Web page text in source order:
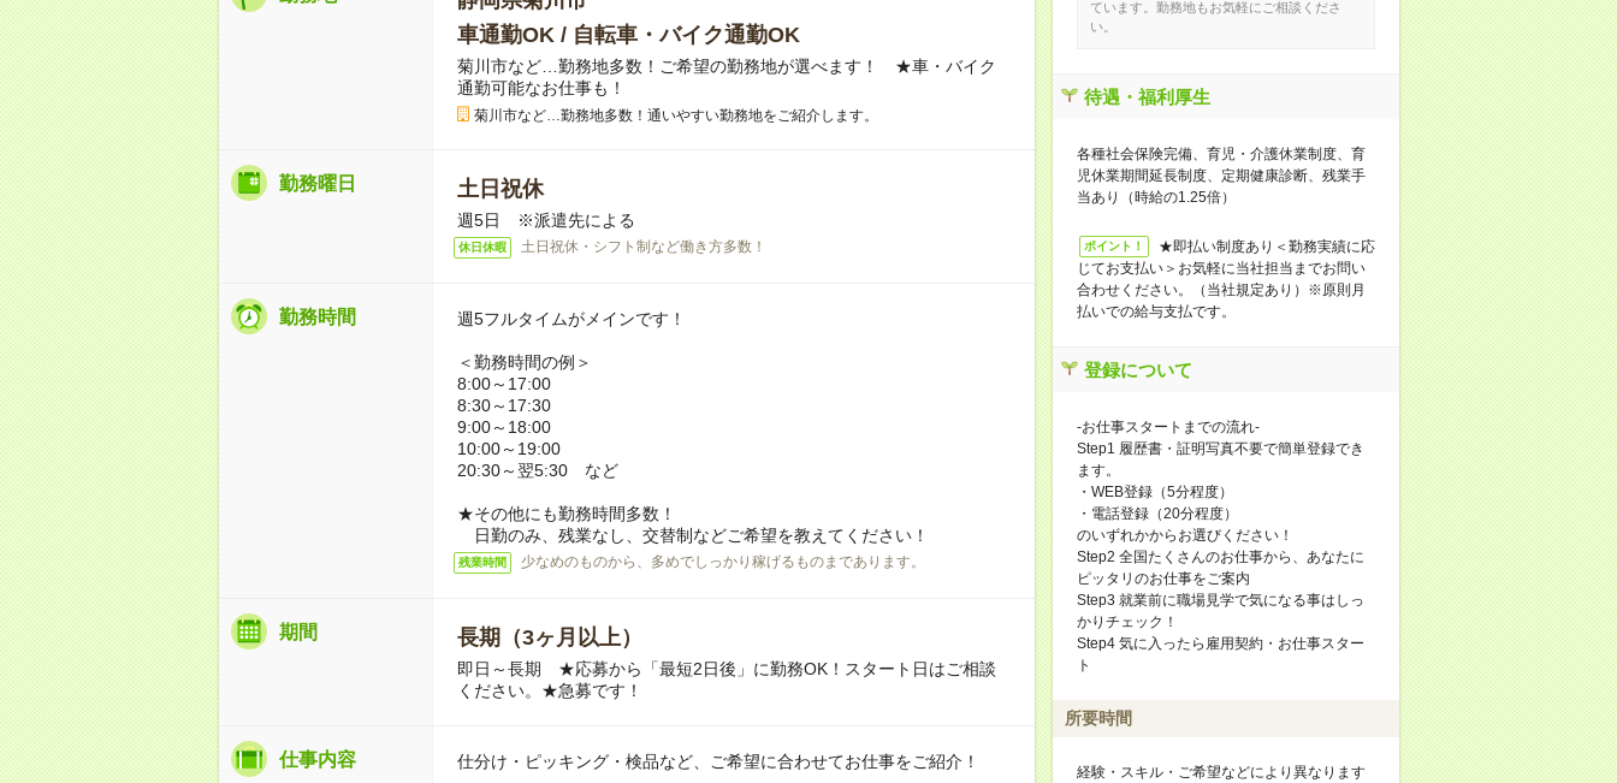
車通勤OK / 自転車・バイク通勤OK
菊川市など…勤務地多数！ご希望の勤務地が選べます！ ★車・バイク
通勤可能なお仕事も！
菊川市など…勤務地多数！通いやすい勤務地をご紹介します。
勤務曜日 土日祝休
週5日 ※派遣先による
休日休暇 土日祝休・シフト制など働き方多数！
勤務時間 週5フルタイムがメインです！
＜勤務時間の例＞
8:00～17:00
8:30～17:30
9:00～18:00
10:00～19:00
20:30～翌5:30 など
★その他にも勤務時間多数！
日勤のみ、残業なし、交替制などご希望を教えてください！
残業時間 少なめのものから、多めでしっかり稼げるものまであります。
期間 長期（3ヶ月以上）
即日～長期 ★応募から「最短2日後」に勤務OK！スタート日はご相談
ください。★急募です！
仕事内容 仕分け・ピッキング・検品など、ご希望に合わせてお仕事をご紹介！
ています。勤務地もお気軽にご相談くださ
い。
待遇・福利厚生
各種社会保険完備、育児・介護休業制度、育
児休業期間延長制度、定期健康診断、残業手
当あり（時給の1.25倍）
ポイント！
★即払い制度あり＜勤務実績に応
じてお支払い＞お気軽に当社担当までお問い
合わせください。（当社規定あり）※原則月
払いでの給与支払です。
登録について
-お仕事スタートまでの流れ-
Step1 履歴書・証明写真不要で簡単登録でき
ます。
・WEB登録（5分程度）
・電話登録（20分程度）
のいずれかからお選びください！
Step2 全国たくさんのお仕事から、あなたに
ピッタリのお仕事をご案内
Step3 就業前に職場見学で気になる事はしっ
かりチェック！
Step4 気に入ったら雇用契約・お仕事スター
ト
所要時間
経験・スキル・ご希望などにより異なります